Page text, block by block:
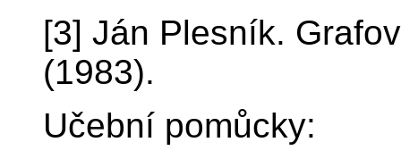
[3] Ján Plesník.
(1983).
Učební pomůcky: